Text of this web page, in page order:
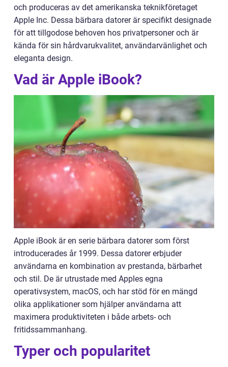
och produceras av det amerikanska teknikföretaget
Apple Inc. Dessa bärbara datorer är specifikt designade
för att tillgodose behoven hos privatpersoner och är
kända för sin hårdvarukvalitet, användarvänlighet och
eleganta design.
Vad är Apple iBook?
Apple iBook är en serie bärbara datorer som först
introducerades år 1999. Dessa datorer erbjuder
användarna en kombination av prestanda, bärbarhet
och stil. De är utrustade med Apples egna
operativsystem, macOS, och har stöd för en mängd
olika applikationer som hjälper användarna att
maximera produktiviteten i både arbets- och
fritidssammanhang.
Typer och popularitet